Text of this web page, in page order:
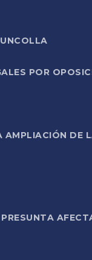
POR
AMPLIACIÓN DE